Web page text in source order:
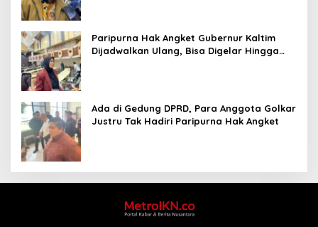
Paripurna Hak Angket Gubernur Kaltim
Dijadwalkan Ulang, Bisa Digelar Hingga
Ada di Gedung DPRD, Para Anggota Golkar
Justru Tak Hadiri Paripurna Hak Angket